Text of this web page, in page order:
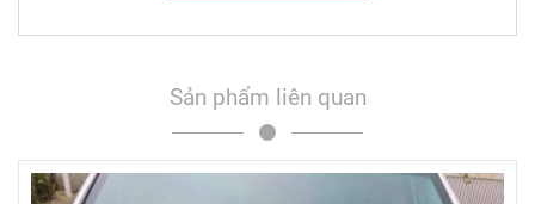
Sản phẩm liên quan